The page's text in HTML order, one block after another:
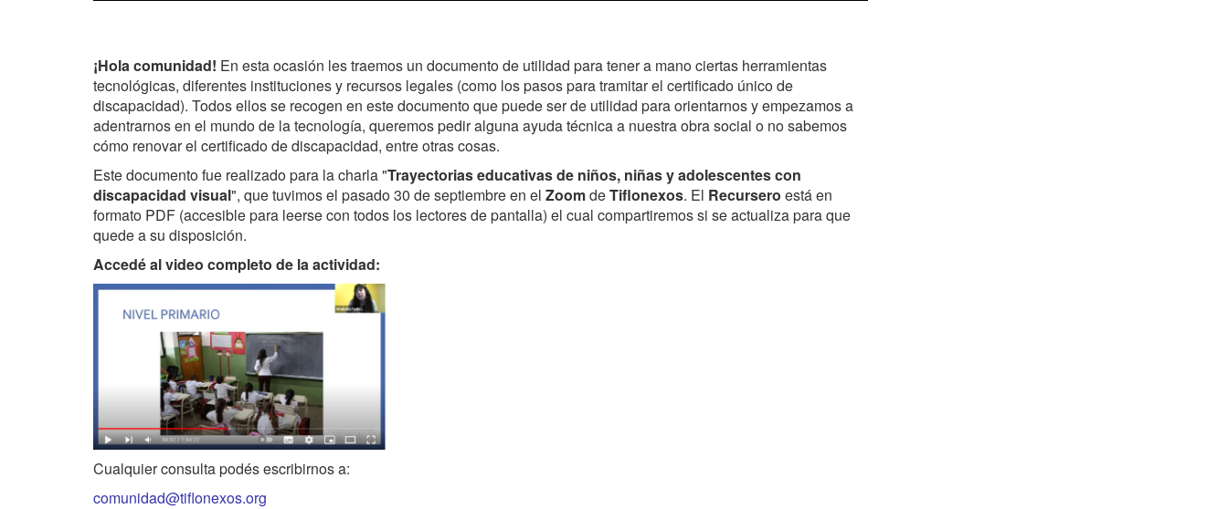
¡Hola comunidad! En esta ocasión les traemos un documento de utilidad para tener a mano ciertas herramientas
tecnológicas, diferentes instituciones y recursos legales (como los pasos para tramitar el certificado único de
discapacidad). Todos ellos se recogen en este documento que puede ser de utilidad para orientarnos y empezamos a
adentrarnos en el mundo de la tecnología, queremos pedir alguna ayuda técnica a nuestra obra social o no sabemos
cómo renovar el certificado de discapacidad, entre otras cosas.
Este documento fue realizado para la charla "Trayectorias educativas de niños, niñas y adolescentes con
discapacidad visual", que tuvimos el pasado 30 de septiembre en el ZoomdeTiflonexos. El Recursero está en
formato PDF (accesible para leerse con todos los lectores de pantalla) el cual compartiremos si se actualiza para que
quede a su disposición.
Accedé al video completo de la actividad:
Cualquier consulta podés escribirnos a:
comunidad@tiflonexos.org